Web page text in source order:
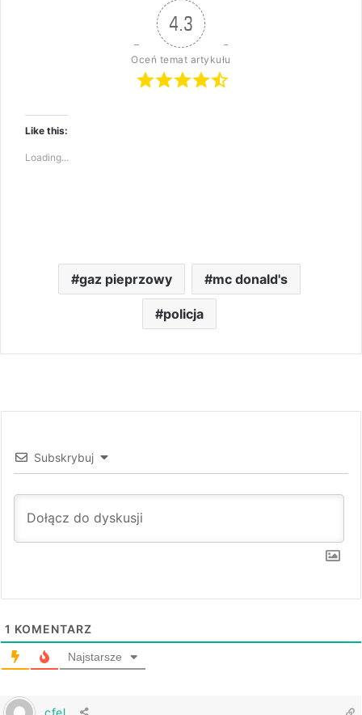
4.3
Oceń temat artykułu
Like this:
Loading...
gaz pieprzowy mc donald's
policja
Subskrybuj
1 KOMENTARZ
Najstarsze
cfel